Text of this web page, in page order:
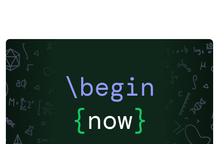
\begin
{now}